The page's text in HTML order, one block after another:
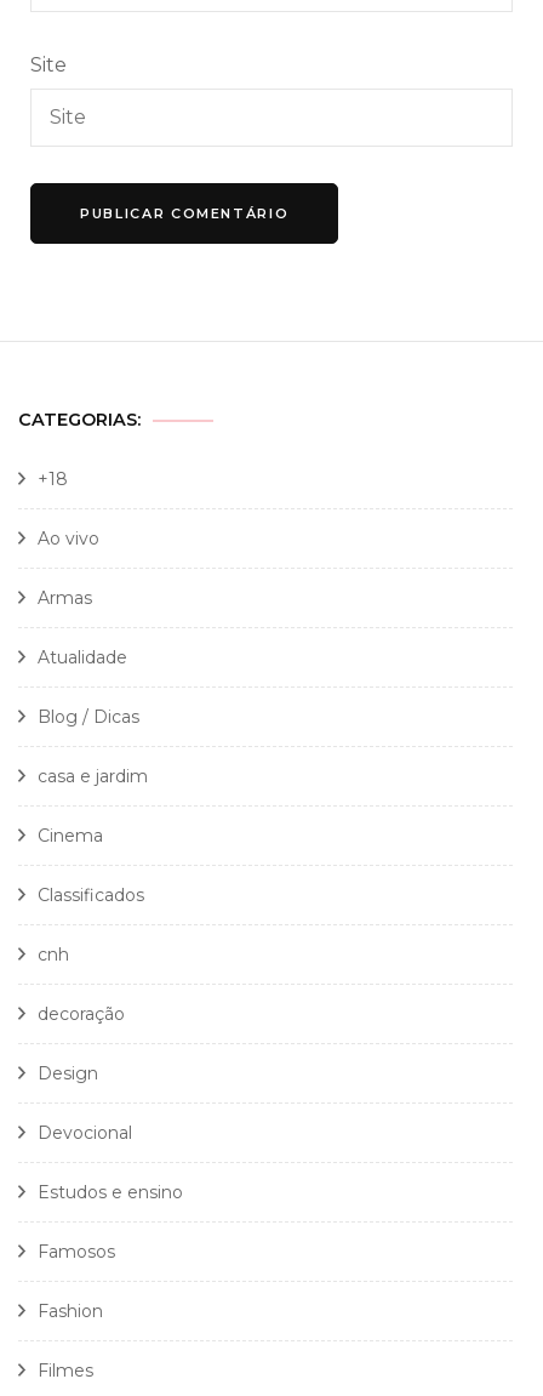
Site
CATEGORIAS:
+18
Ao vivo
Armas
Atualidade
Blog / Dicas
casa e jardim
Cinema
Classificados
cnh
decoração
Design
Devocional
Estudos e ensino
Famosos
Fashion
Filmes